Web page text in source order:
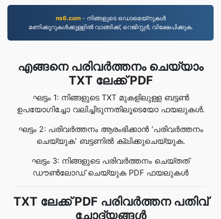
ns6.com- നിങ്ങളുടെ ഡൊമെയ്നുകൾ
മണിക്കൂറുകൾക്കുള്ളിൽ വാങ്ങിക്ക്, റെജിസ്റ്റർ, വിക്ഷേപിക്കുക.
എങ്ങനെ പരിവർത്തനം ചെയ്യാം
TXT ലേക്ക് PDF
ഘട്ടം 1: നിങ്ങളുടെ TXT മുകളിലുള്ള ബട്ടൺ
ഉപയോഗിച്ചോ വലിച്ചിടുന്നതിലൂടെയോ ഫയലുകൾ.
ഘട്ടം 2: പരിവർത്തനം ആരംഭിക്കാൻ 'പരിവർത്തനം
ചെയ്യുക' ബട്ടണിൽ ക്ലിക്കുചെയ്യുക.
ഘട്ടം 3: നിങ്ങളുടെ പരിവർത്തനം ചെയ്‌തത്
ഡൗൺലോഡ് ചെയ്യുക PDF ഫയലുകൾ
TXT ലേക്ക് PDF പരിവർത്തന പതിവ്
ചോദ്യങ്ങൾ